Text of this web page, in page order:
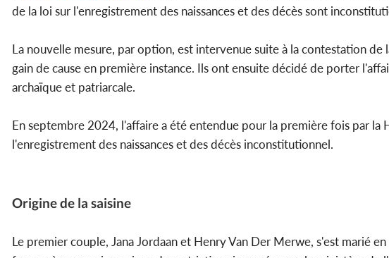
de la loi sur l'enregistrement des naissances et des décès sont
La nouvelle mesure, par option, est intervenue suite à la contestation
gain de cause en première instance. Ils ont ensuite décidé de porter
archaïque et patriarcale.
En septembre 2024, l'affaire a été entendue pour la première fois par la
l'enregistrement des naissances et des décès inconstitutionnel.
Origine de la saisine
Le premier couple, Jana Jordaan et Henry Van Der Merwe, s'est marié